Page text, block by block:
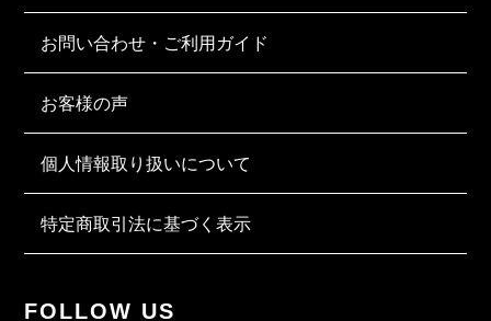
お問い合わせ・ご利用ガイド
お客様の声
個人情報取り扱いについて
特定商取引法に基づく表示
FOLLOW US